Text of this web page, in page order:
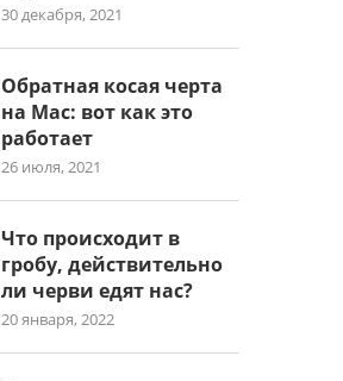
30 декабря, 2021
Обратная косая черта
на Mac: вот как это
работает
26 июля, 2021
Что происходит в
гробу, действительно
ли черви едят нас?
20 января, 2022